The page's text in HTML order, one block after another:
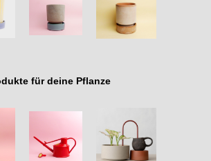
für deine Pflanze